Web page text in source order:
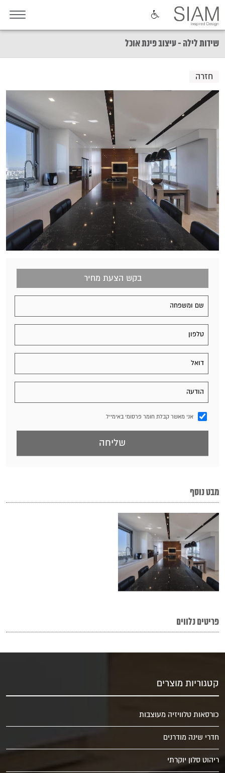
שידות לילה - עיצוב פינת אוכל
חזרה
בקש הצעת מחיר
אני מאשר קבלת חומר פרסומי באימייל
מבט נוסף
פריטים נלווים
קטגוריות מוצרים
כורסאות טלוויזיה מעוצבות
חדרי שינה מודרנים
ריהוט סלון יוקרתי